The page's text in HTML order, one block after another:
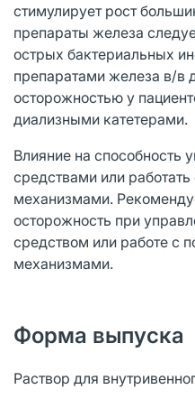
стимулирует рост
препараты железа
острых бактериальных
препаратами железа в/в
осторожностью у
диализными катетерами.
Влияние на способность
средствами или
механизмами.
осторожность при
средством или работе с
механизмами.
Форма выпуска
Раствор для